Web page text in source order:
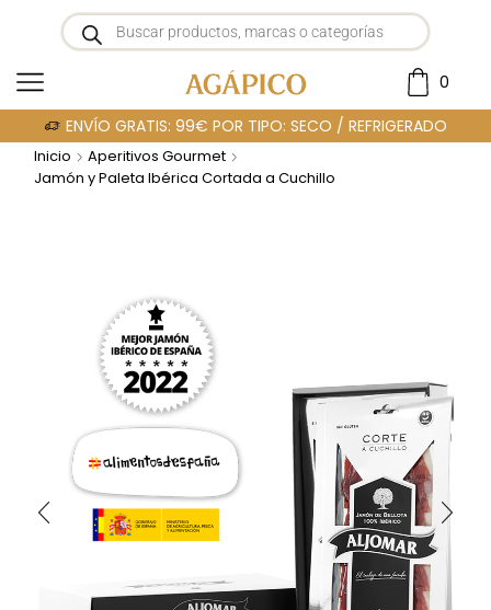
0
ENVÍO GRATIS: 99€ POR TIPO: SECO / REFRIGERADO
Inicio
Aperitivos Gourmet
Jamón y Paleta Ibérica Cortada a Cuchillo